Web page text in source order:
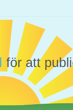
för att